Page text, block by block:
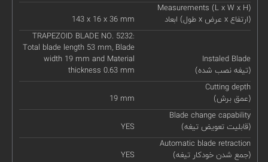
Measurements (L x W x H)
ابعاد (طول x عرض x ارتفاع)
143 x 16 x 36 mm
Instaled Blade
(تیغه نصب شده)
TRAPEZOID BLADE NO. 5232:
Total blade length 53 mm, Blade
width 19 mm and Material
thickness 0.63 mm
Cutting depth
(عمق برش)
19 mm
Blade change capability
(قابلیت تعویض تیغه)
YES
Automatic blade retraction
(جمع شدن خودکار تیغه)
YES